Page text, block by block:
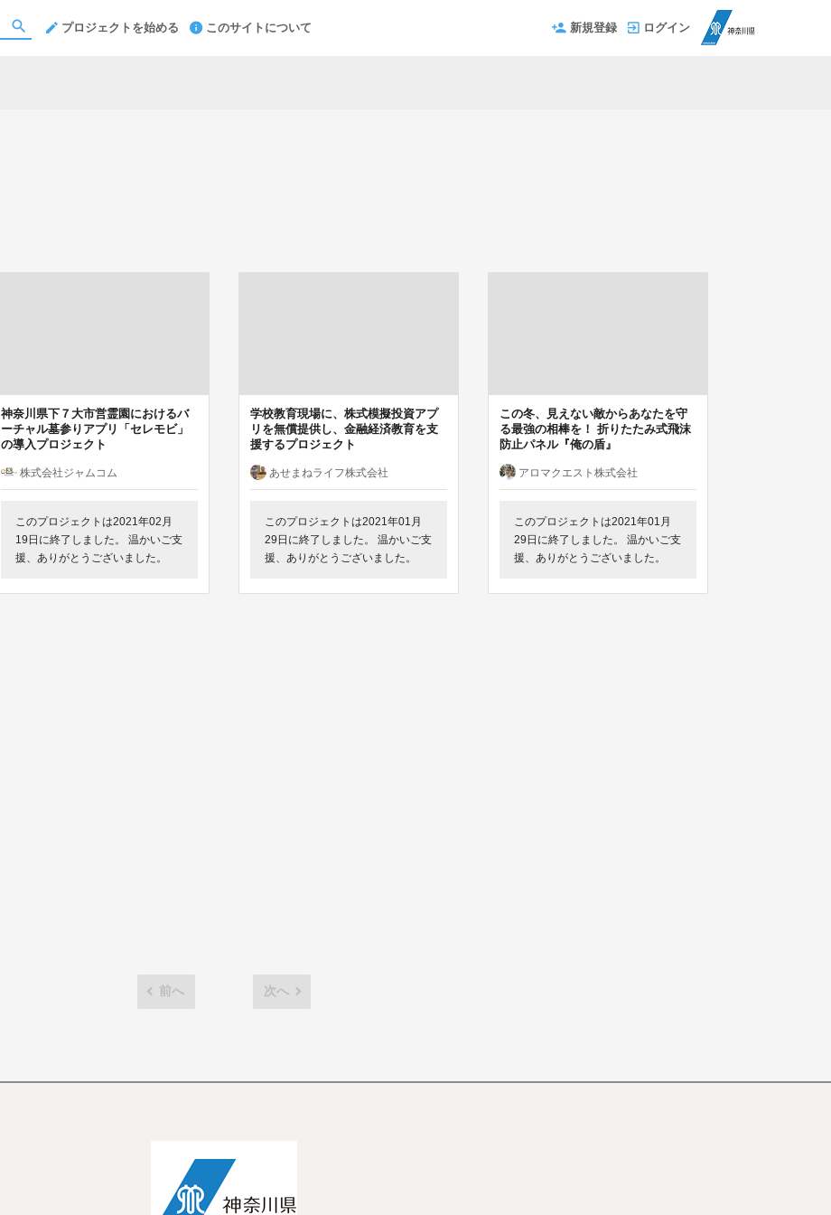
プロジェクトを始める このサイトについて 新規登録 ログイン
神奈川県下７大市営霊園におけるバ
ーチャル墓参りアプリ「セレモビ」
の導入プロジェクト
株式会社ジャムコム
このプロジェクトは2021年02月
19日に終了しました。 温かいご支
援、ありがとうございました。
学校教育現場に、株式模擬投資アプ
リを無償提供し、金融経済教育を支
援するプロジェクト
あせまねライフ株式会社
このプロジェクトは2021年01月
29日に終了しました。 温かいご支
援、ありがとうございました。
この冬、見えない敵からあなたを守
る最強の相棒を！ 折りたたみ式飛沫
防止パネル『俺の盾』
アロマクエスト株式会社
このプロジェクトは2021年01月
29日に終了しました。 温かいご支
援、ありがとうございました。
前へ 次へ